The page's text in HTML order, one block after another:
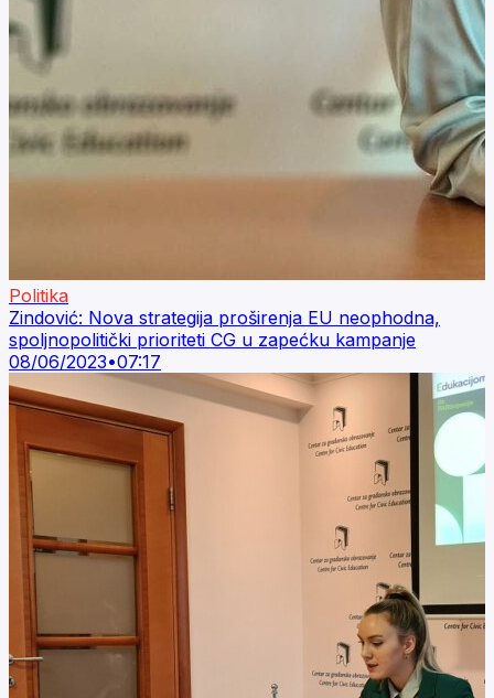
Politika
Zindović: Nova strategija proširenja EU neophodna,
spoljnopolitički prioriteti CG u zapećku kampanje
08/06/2023•07:17